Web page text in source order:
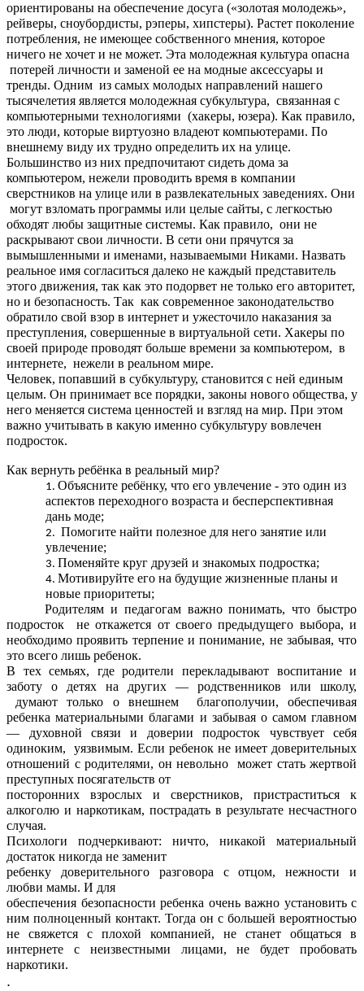
ориентированы на обеспечение досуга («золотая молодежь»,
рейверы, сноубордисты, рэперы, хипстеры). Растет поколение
потребления, не имеющее собственного мнения, которое
ничего не хочет и не может. Эта молодежная культура опасна
потерей личности и заменой ее на модные аксессуары и
тренды. Одним из самых молодых направлений нашего
тысячелетия является молодежная субкультура, связанная с
компьютерными технологиями (хакеры, юзера). Как правило,
это люди, которые виртуозно владеют компьютерами. По
внешнему виду их трудно определить их на улице.
Большинство из них предпочитают сидеть дома за
компьютером, нежели проводить время в компании
сверстников на улице или в развлекательных заведениях. Они
могут взломать программы или целые сайты, с легкостью
обходят любы защитные системы. Как правило, они не
раскрывают свои личности. В сети они прячутся за
вымышленными и именами, называемыми Никами. Назвать
реальное имя согласиться далеко не каждый представитель
этого движения, так как это подорвет не только его авторитет,
но и безопасность. Так как современное законодательство
обратило свой взор в интернет и ужесточило наказания за
преступления, совершенные в виртуальной сети. Хакеры по
своей природе проводят больше времени за компьютером, в
интернете, нежели в реальном мире.
Человек, попавший в субкультуру, становится с ней единым
целым. Он принимает все порядки, законы нового общества, у
него меняется система ценностей и взгляд на мир. При этом
важно учитывать в какую именно субкультуру вовлечен
подросток.
Как вернуть ребёнка в реальный мир?
Объясните ребёнку, что его увлечение - это один из
аспектов переходного возраста и бесперспективная
дань моде;
Помогите найти полезное для него занятие или
увлечение;
Поменяйте круг друзей и знакомых подростка;
Мотивируйте его на будущие жизненные планы и
новые приоритеты;
Родителям и педагогам важно понимать, что быстро
подросток не откажется от своего предыдущего выбора, и
необходимо проявить терпение и понимание, не забывая, что
это всего лишь ребенок.
В тех семьях, где родители перекладывают воспитание и
заботу о детях на других — родственников или школу,
думают только о внешнем благополучии, обеспечивая
ребенка материальными благами и забывая о самом главном
— духовной связи и доверии подросток чувствует себя
одиноким, уязвимым. Если ребенок не имеет доверительных
отношений с родителями, он невольно может стать жертвой
преступных посягательств от
посторонних взрослых и сверстников, пристраститься к
алкоголю и наркотикам, пострадать в результате несчастного
случая.
Психологи подчеркивают: ничто, никакой материальный
достаток никогда не заменит
ребенку доверительного разговора с отцом, нежности и
любви мамы. И для
обеспечения безопасности ребенка очень важно установить с
ним полноценный контакт. Тогда он с большей вероятностью
не свяжется с плохой компанией, не станет общаться в
интернете с неизвестными лицами, не будет пробовать
наркотики.
.